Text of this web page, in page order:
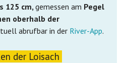
125 cm, gemessen am Pegel
oberhalb der
abrufbar in der River-App.
der Loisach